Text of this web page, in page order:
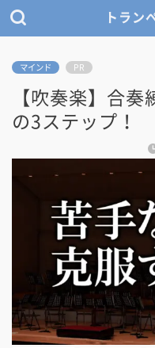
トラン
マインド PR
【吹奏楽】合
の3ステップ！